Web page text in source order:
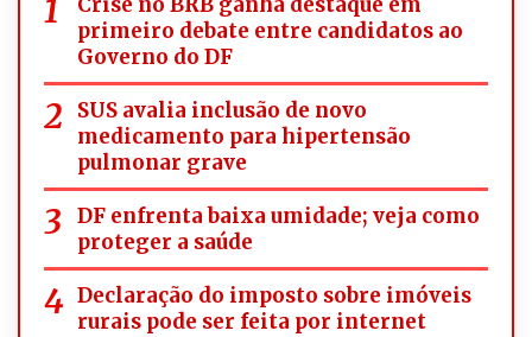
primeiro debate entre candidatos ao
Governo do DF
SUS avalia inclusão de novo
medicamento para hipertensão
pulmonar grave
DF enfrenta baixa umidade; veja como
proteger a saúde
Declaração do imposto sobre imóveis
rurais pode ser feita por internet